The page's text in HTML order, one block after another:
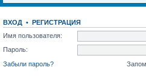
ВХОД • РЕГИСТРАЦИЯ
Имя пользователя:
Пароль:
Забыли пароль?